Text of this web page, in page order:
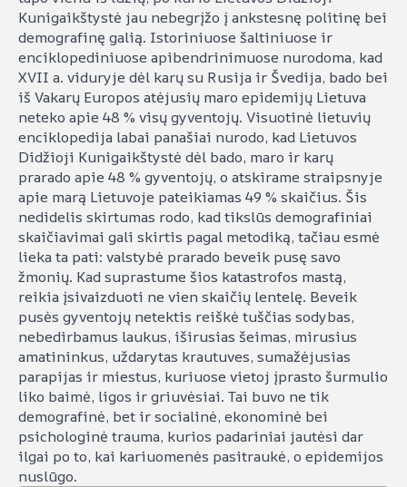
Kunigaikštystė jau nebegrįžo į ankstesnę politinę bei
demografinę galią. Istoriniuose šaltiniuose ir
enciklopediniuose apibendrinimuose nurodoma, kad
XVII a. viduryje dėl karų su Rusija ir Švedija, bado bei
iš Vakarų Europos atėjusių maro epidemijų Lietuva
neteko apie 48 % visų gyventojų. Visuotinė lietuvių
enciklopedija labai panašiai nurodo, kad Lietuvos
Didžioji Kunigaikštystė dėl bado, maro ir karų
prarado apie 48 % gyventojų, o atskirame straipsnyje
apie marą Lietuvoje pateikiamas 49 % skaičius. Šis
nedidelis skirtumas rodo, kad tikslūs demografiniai
skaičiavimai gali skirtis pagal metodiką, tačiau esmė
lieka ta pati: valstybė prarado beveik pusę savo
žmonių. Kad suprastume šios katastrofos mastą,
reikia įsivaizduoti ne vien skaičių lentelę. Beveik
pusės gyventojų netektis reiškė tuščias sodybas,
nebedirbamus laukus, iširusias šeimas, mirusius
amatininkus, uždarytas krautuves, sumažėjusias
parapijas ir miestus, kuriuose vietoj įprasto šurmulio
liko baimė, ligos ir griuvėsiai. Tai buvo ne tik
demografinė, bet ir socialinė, ekonominė bei
psichologinė trauma, kurios padariniai jautėsi dar
ilgai po to, kai kariuomenės pasitraukė, o epidemijos
nuslūgo.